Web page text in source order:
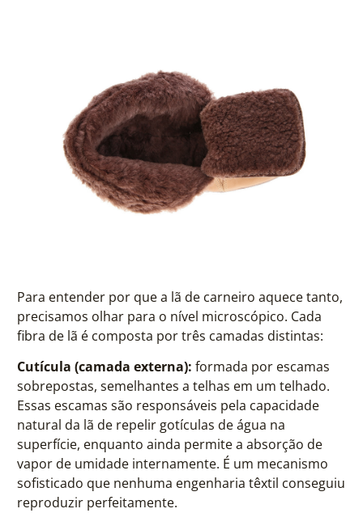
Para entender por que a lã de carneiro aquece tanto,
precisamos olhar para o nível microscópico. Cada
fibra de lã é composta por três camadas distintas:
Cutícula (camada externa): formada por escamas
sobrepostas, semelhantes a telhas em um telhado.
Essas escamas são responsáveis pela capacidade
natural da lã de repelir gotículas de água na
superfície, enquanto ainda permite a absorção de
vapor de umidade internamente. É um mecanismo
sofisticado que nenhuma engenharia têxtil conseguiu
reproduzir perfeitamente.